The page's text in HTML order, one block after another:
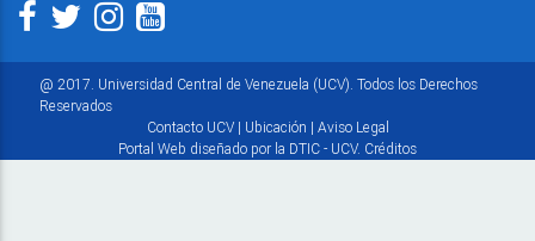
@ 2017. Universidad Central de Venezuela (UCV). Todos los Derechos
Reservados
Contacto UCV| Ubicación | Aviso Legal
Portal Web diseñado por la DTIC - UCV. Créditos